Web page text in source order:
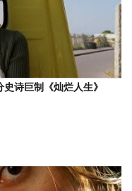
诗巨制《灿烂人生》